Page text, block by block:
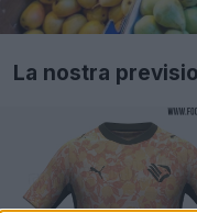
La nostra